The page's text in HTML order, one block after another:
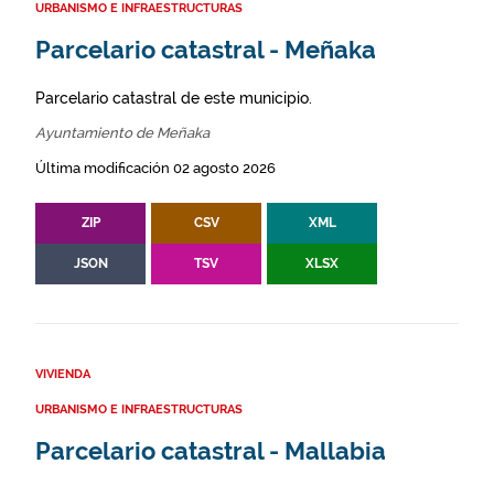
URBANISMO E INFRAESTRUCTURAS
Parcelario catastral - Meñaka
Parcelario catastral de este municipio.
Ayuntamiento de Meñaka
Última modificación 02 agosto 2026
ZIP CSV XML
JSON TSV XLSX
VIVIENDA
URBANISMO E INFRAESTRUCTURAS
Parcelario catastral - Mallabia